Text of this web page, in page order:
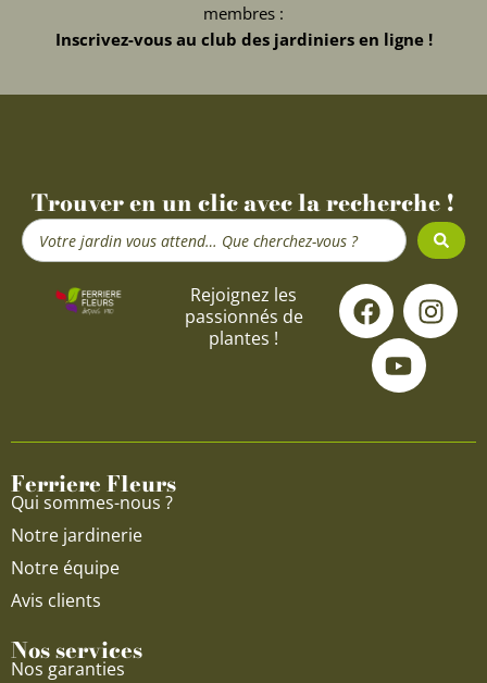
membres :
Inscrivez-vous au club des jardiniers en ligne !
Trouver en un clic avec la recherche !
Search
...
Rejoignez les
passionnés de
plantes !
F
a
c
e
o
I
n
s
g
Y
o
u
t
u
b
Ferriere Fleurs
Qui sommes-nous ?
Notre jardinerie
Notre équipe
Avis clients
Nos services
Nos garanties